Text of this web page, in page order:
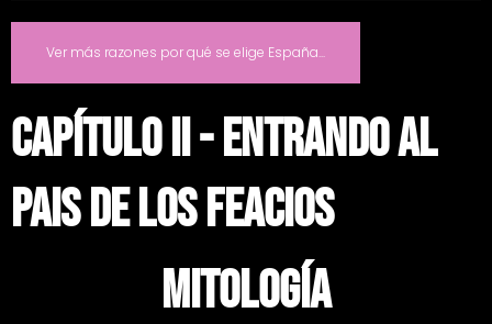
Ver más razones por qué se elige España...
capítulo ii - entrando al
pais de los feacios
mitología